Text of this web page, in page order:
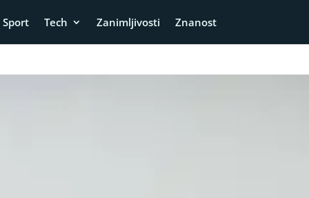
Sport Tech Zanimljivosti Znanost